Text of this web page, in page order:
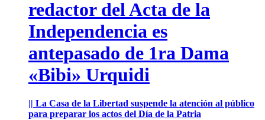
redactor del Acta de la
Independencia es
antepasado de 1ra Dama
«Bibi» Urquidi
|| La Casa de la Libertad suspende la atención al público
para preparar los actos del Día de la Patria